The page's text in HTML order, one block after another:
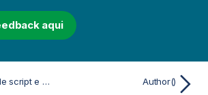
aqui
Upper Função de script e de gráfico Author()